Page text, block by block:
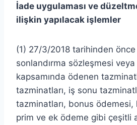
İade uygulaması ve
ilişkin yapılacak işlemler
(1) 27/3/2018 tarihinden önce
sonlandırma sözleşmesi
kapsamında ödenen
tazminatları, iş sonu
tazminatları, bonus
prim ve ek ödeme gibi çeşitli